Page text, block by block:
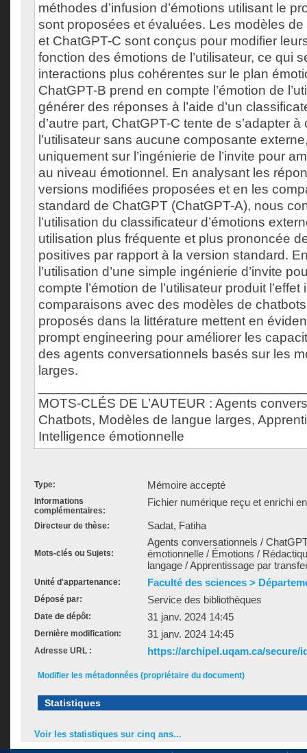
méthodes d’infusion d’émotions utilisant le
sont proposées et évaluées. Les modèles
et ChatGPT-C sont conçus pour modifier
fonction des émotions de l’utilisateur, ce qui
interactions plus cohérentes sur le plan
ChatGPT-B prend en compte l’émotion de
générer des réponses à l’aide d’un
d’autre part, ChatGPT-C tente de s’adapter
l’utilisateur sans aucune composante
uniquement sur l’ingénierie de l’invite pour
au niveau émotionnel. En analysant les
versions modifiées proposées et en les
standard de ChatGPT (ChatGPT-A), nous
l’utilisation du classificateur d’émotions
utilisation plus fréquente et plus prononcée
positives par rapport à la version standard.
l’utilisation d’une simple ingénierie d’invite
compte l’émotion de l’utilisateur produit
comparaisons avec des modèles de
proposés dans la littérature mettent en
prompt engineering pour améliorer les
des agents conversationnels basés sur les
larges.
MOTS-CLÉS DE L’AUTEUR : Agents
Chatbots, Modèles de langue larges,
Intelligence émotionnelle
Type: Mémoire accepté
Informations
complémentaires:
Fichier numérique reçu et enrichi
Directeur de thèse: Sadat, Fatiha
Mots-clés ou Sujets:
Agents conversationnels /
émotionnelle / Émotions /
langage / Apprentissage par
Unité d'appartenance: Faculté des sciences >
Déposé par: Service des bibliothèques
Date de dépôt: 31 janv. 2024 14:45
Dernière modification: 31 janv. 2024 14:45
Adresse URL : https://archipel.uqam.ca/secure/
Modifier les métadonnées (propriétaire du document)
Statistiques
Voir les statistiques sur cinq ans...